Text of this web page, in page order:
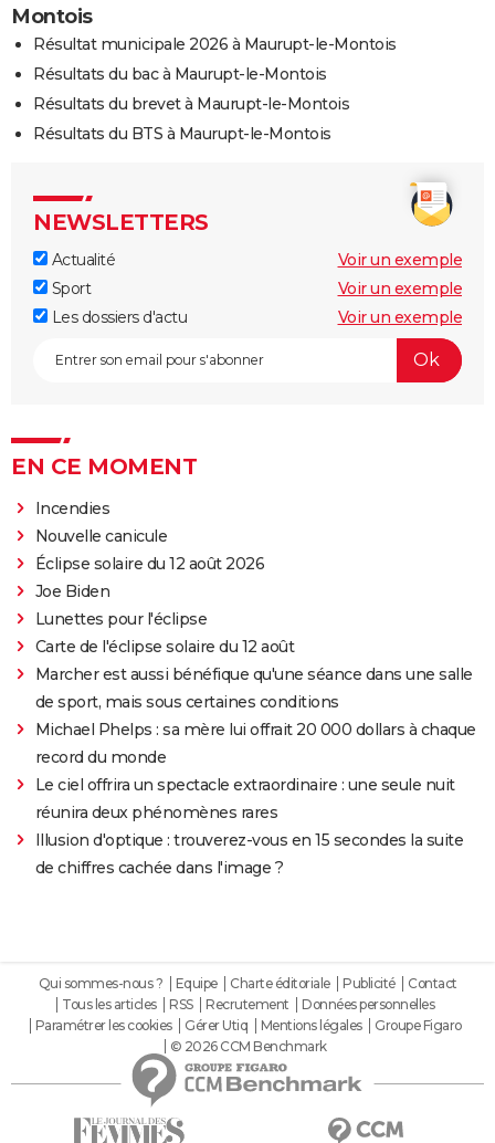
Montois
Résultat municipale 2026 à Maurupt-le-Montois
Résultats du bac à Maurupt-le-Montois
Résultats du brevet à Maurupt-le-Montois
Résultats du BTS à Maurupt-le-Montois
NEWSLETTERS
Actualité
Voir un exemple
Sport
Voir un exemple
Les dossiers d'actu
Voir un exemple
EN CE MOMENT
Incendies
Nouvelle canicule
Éclipse solaire du 12 août 2026
Joe Biden
Lunettes pour l'éclipse
Carte de l'éclipse solaire du 12 août
Marcher est aussi bénéfique qu'une séance dans une salle
de sport, mais sous certaines conditions
Michael Phelps : sa mère lui offrait 20 000 dollars à chaque
record du monde
Le ciel offrira un spectacle extraordinaire : une seule nuit
réunira deux phénomènes rares
Illusion d'optique : trouverez-vous en 15 secondes la suite
de chiffres cachée dans l'image ?
Qui sommes-nous ? Equipe Charte éditoriale Publicité
Contact
Tous les articles
RSS Recrutement
Données personnelles
Paramétrer les cookies
Gérer Utiq Mentions légales
Groupe Figaro
© 2026 CCM Benchmark